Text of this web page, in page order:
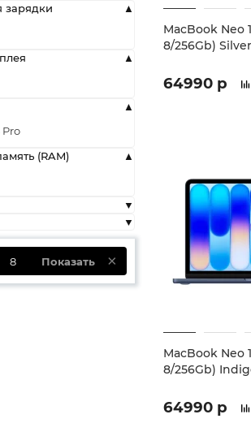
зарядки
Pro
(RAM)
8 Показать
MacBook Neo
8/256Gb) Silver
64990 р
MacBook Neo
8/256Gb)
64990 р